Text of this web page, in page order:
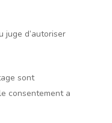
juge d’autoriser
sont
consentement a